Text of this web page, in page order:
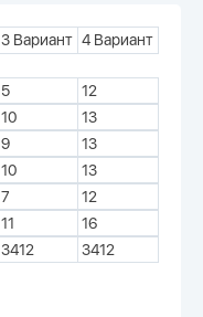
3 Вариант 4 Вариант
5
12
10
13
9
13
10
13
7
12
11
16
3412 3412